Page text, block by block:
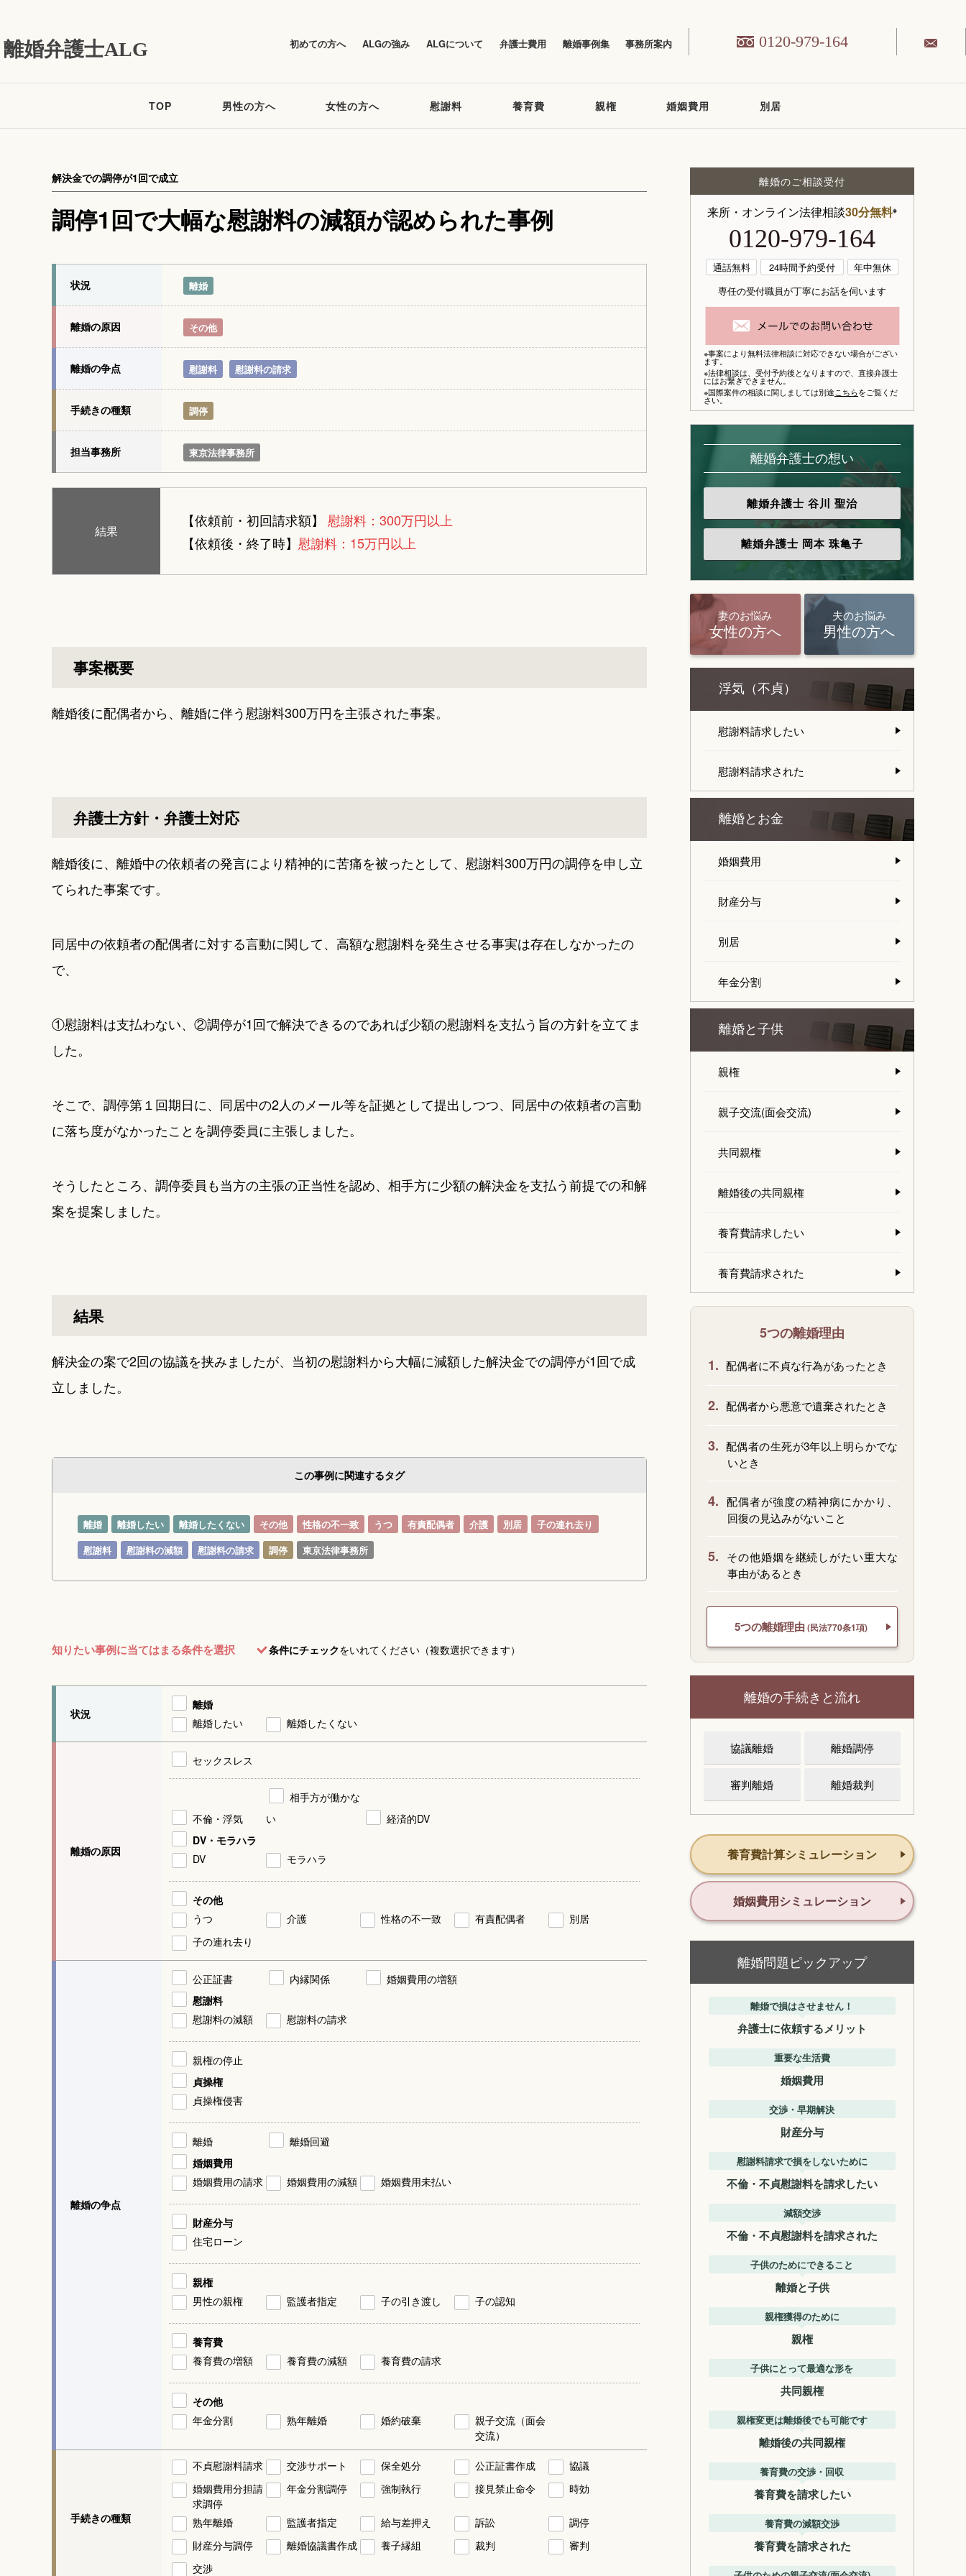
離婚弁護士ALG 初めての方へ ALGの強み ALGについて 弁護士費用 離婚事例集 事務所案内 0120-979-164
TOP 男性の方へ 女性の方へ 慰謝料 養育費 親権 婚姻費用 別居
調停1回で大幅な慰謝料の減額が認められた事例
解決金での調停が1回で成立
状況 離婚
離婚の原因 その他
離婚の争点 慰謝料 慰謝料の請求
手続きの種類 調停
担当事務所 東京法律事務所
結果
【依頼前・初回請求額】 慰謝料：300万円以上
【依頼後・終了時】 慰謝料：15万円以上
事案概要
離婚後に配偶者から、離婚に伴う慰謝料300万円を主張された事案。
弁護士方針・弁護士対応
離婚後に、離婚中の依頼者の発言により精神的に苦痛を被ったとして、慰謝料300万円の調停を申し立
てられた事案です。
同居中の依頼者の配偶者に対する言動に関して、高額な慰謝料を発生させる事実は存在しなかったの
で、
①慰謝料は支払わない、②調停が1回で解決できるのであれば少額の慰謝料を支払う旨の方針を立てま
した。
そこで、調停第１回期日に、同居中の2人のメール等を証拠として提出しつつ、同居中の依頼者の言動
に落ち度がなかったことを調停委員に主張しました。
そうしたところ、調停委員も当方の主張の正当性を認め、相手方に少額の解決金を支払う前提での和解
案を提案しました。
結果
解決金の案で2回の協議を挟みましたが、当初の慰謝料から大幅に減額した解決金での調停が1回で成
立しました。
この事例に関連するタグ
離婚 離婚したい 離婚したくない その他 性格の不一致 うつ 有責配偶者 介護 別居
子の連れ去り
慰謝料
慰謝料の減額 慰謝料の請求 調停 東京法律事務所
知りたい事例に当てはまる条件を選択 条件にチェックをいれてください（複数選択できます）
状況
離婚
離婚したい
離婚したくない
離婚の原因
セックスレス
不倫・浮気
相手方が働かな
い
経済的DV
DV・モラハラ
DV
モラハラ
その他
うつ
介護 性格の不一致 有責配偶者
別居
子の連れ去り
離婚の争点
公正証書 内縁関係
婚姻費用の増額
慰謝料
慰謝料の減額
慰謝料の請求
親権の停止
貞操権
貞操権侵害
離婚
離婚回避
婚姻費用
婚姻費用の請求
婚姻費用の減額 婚姻費用未払い
財産分与
住宅ローン
親権
男性の親権
監護者指定 子の引き渡し 子の認知
養育費
養育費の増額
養育費の減額 養育費の請求
その他
年金分割
熟年離婚 婚約破棄
親子交流（面会
交流）
手続きの種類
不貞慰謝料請求 交渉サポート 保全処分 公正証書作成
協議
婚姻費用分担請
求調停
年金分割調停 強制執行 接見禁止命令 時効
熟年離婚 監護者指定 給与差押え 訴訟
調停
財産分与調停
離婚協議書作成 養子縁組 裁判
審判
交渉
離婚のご相談受付
来所・オンライン法律相談30分無料※
0120-979-164
通話無料 24時間予約受付
年中無休
専任の受付職員が丁寧にお話を伺います
※事案により無料法律相談に対応できない場合がござい
ます。
※法律相談は、 受付予約後となりますので、 直接弁護士
にはお繋ぎできません。
※国際案件の相談に関しましては別途こちらをご覧くだ
さい。
離婚弁護士の想い
離婚弁護士 谷川 聖治
離婚弁護士 岡本 珠亀子
妻のお悩み
女性の方へ
夫のお悩み
男性の方へ
浮気（不貞）
慰謝料請求したい
慰謝料請求された
離婚とお金
婚姻費用
財産分与
別居
年金分割
離婚と子供
親権
親子交流(面会交流)
共同親権
離婚後の共同親権
養育費請求したい
養育費請求された
5つの離婚理由
1. 配偶者に不貞な行為があったとき
2. 配偶者から悪意で遺棄されたとき
3. 配偶者の生死が3年以上明らかでな
いとき
4. 配偶者が強度の精神病にかかり、
回復の見込みがないこと
5.
その他婚姻を継続しがたい重大な
事由があるとき
5つの離婚理由 (民法770条1項)
離婚の手続きと流れ
協議離婚 離婚調停
審判離婚 離婚裁判
養育費計算シミュレーション
婚姻費用シミュレーション
離婚問題ピックアップ
離婚で損はさせません！
弁護士に依頼するメリット
重要な生活費
婚姻費用
交渉・早期解決
財産分与
慰謝料請求で損をしないために
不倫・不貞慰謝料を請求したい
減額交渉
不倫・不貞慰謝料を請求された
子供のためにできること
離婚と子供
親権獲得のために
親権
子供にとって最適な形を
共同親権
親権変更は離婚後でも可能です
離婚後の共同親権
養育費の交渉・回収
養育費を請求したい
養育費の減額交渉
養育費を請求された